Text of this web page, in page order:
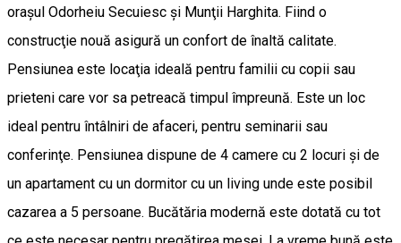
oraşul Odorheiu Secuiesc şi Munţii Harghita. Fiind o
construcţie nouă asigură un confort de înaltă calitate.
Pensiunea este locaţia ideală pentru familii cu copii sau
prieteni care vor sa petreacă timpul împreună. Este un loc
ideal pentru întâlniri de afaceri, pentru seminarii sau
conferinţe. Pensiunea dispune de 4 camere cu 2 locuri şi de
un apartament cu un dormitor cu un living unde este posibil
cazarea a 5 persoane. Bucătăria modernă este dotată cu tot